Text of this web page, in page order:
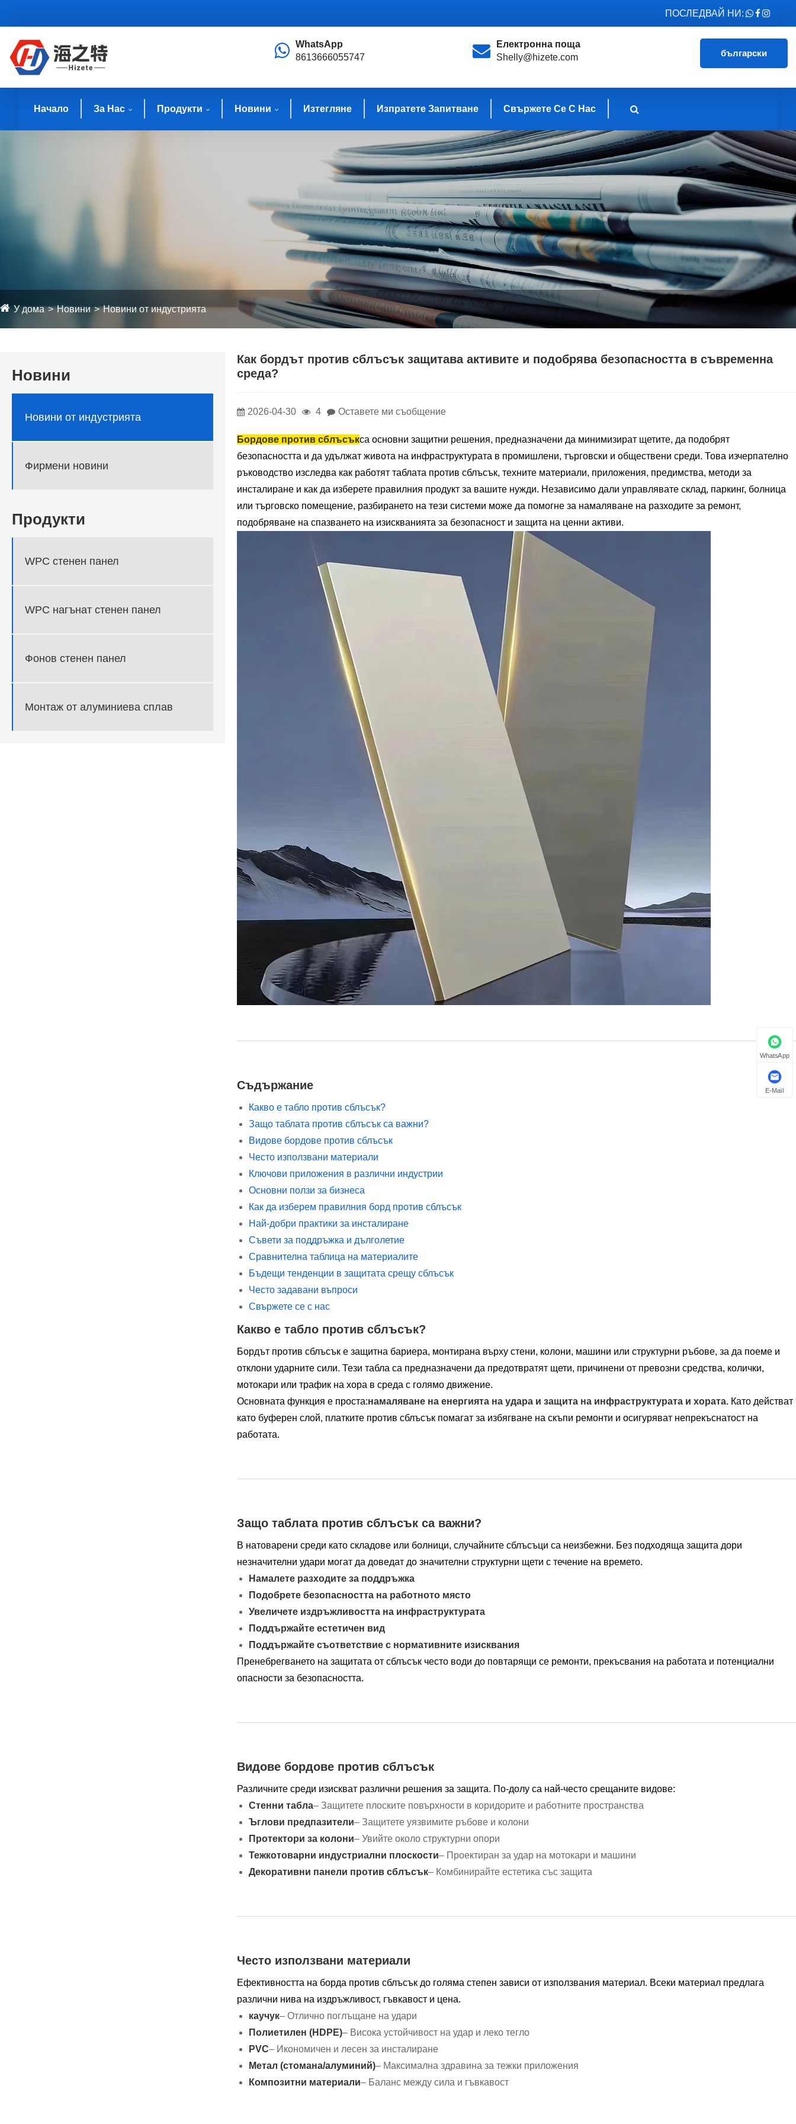
ПОСЛЕДВАЙ НИ:
WhatsApp
8613666055747
Електронна поща
Shelly@hizete.com
български
Начало За Нас Продукти Новини Изтегляне Изпратете Запитване Свържете Се С Нас
У дома Новини Новини от индустрията
Новини
Новини от индустрията
Фирмени новини
Продукти
WPC стенен панел
WPC нагънат стенен панел
Фонов стенен панел
Монтаж от алуминиева сплав
Как бордът против сблъсък защитава активите и подобрява безопасността в съвременна
среда?
2026-04-30 4 Оставете ми съобщение
Бордове против сблъсъкса основни защитни решения, предназначени да минимизират щетите, да подобрят
безопасността и да удължат живота на инфраструктурата в промишлени, търговски и обществени среди. Това изчерпателно
ръководство изследва как работят таблата против сблъсък, техните материали, приложения, предимства, методи за
инсталиране и как да изберете правилния продукт за вашите нужди. Независимо дали управлявате склад, паркинг, болница
или търговско помещение, разбирането на тези системи може да помогне за намаляване на разходите за ремонт,
подобряване на спазването на изискванията за безопасност и защита на ценни активи.
Съдържание
Какво е табло против сблъсък?
Защо таблата против сблъсък са важни?
Видове бордове против сблъсък
Често използвани материали
Ключови приложения в различни индустрии
Основни ползи за бизнеса
Как да изберем правилния борд против сблъсък
Най-добри практики за инсталиране
Съвети за поддръжка и дълголетие
Сравнителна таблица на материалите
Бъдещи тенденции в защитата срещу сблъсък
Често задавани въпроси
Свържете се с нас
Какво е табло против сблъсък?
Бордът против сблъсък е защитна бариера, монтирана върху стени, колони, машини или структурни ръбове, за да поеме и
отклони ударните сили. Тези табла са предназначени да предотвратят щети, причинени от превозни средства, колички,
мотокари или трафик на хора в среда с голямо движение.
Основната функция е проста:намаляване на енергията на удара и защита на инфраструктурата и хората. Като действат
като буферен слой, платките против сблъсък помагат за избягване на скъпи ремонти и осигуряват непрекъснатост на
работата.
Защо таблата против сблъсък са важни?
В натоварени среди като складове или болници, случайните сблъсъци са неизбежни. Без подходяща защита дори
незначителни удари могат да доведат до значителни структурни щети с течение на времето.
Намалете разходите за поддръжка
Подобрете безопасността на работното място
Увеличете издръжливостта на инфраструктурата
Поддържайте естетичен вид
Поддържайте съответствие с нормативните изисквания
Пренебрегването на защитата от сблъсък често води до повтарящи се ремонти, прекъсвания на работата и потенциални
опасности за безопасността.
Видове бордове против сблъсък
Различните среди изискват различни решения за защита. По-долу са най-често срещаните видове:
Стенни табла– Защитете плоските повърхности в коридорите и работните пространства
Ъглови предпазители– Защитете уязвимите ръбове и колони
Протектори за колони– Увийте около структурни опори
Тежкотоварни индустриални плоскости– Проектиран за удар на мотокари и машини
Декоративни панели против сблъсък– Комбинирайте естетика със защита
Често използвани материали
Ефективността на борда против сблъсък до голяма степен зависи от използвания материал. Всеки материал предлага
различни нива на издръжливост, гъвкавост и цена.
каучук– Отлично поглъщане на удари
Полиетилен (HDPE)– Висока устойчивост на удар и леко тегло
PVC– Икономичен и лесен за инсталиране
Метал (стомана/алуминий)– Максимална здравина за тежки приложения
Композитни материали– Баланс между сила и гъвкавост
WhatsApp
E-Mail